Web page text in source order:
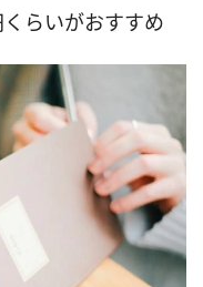
くらいがおすすめ